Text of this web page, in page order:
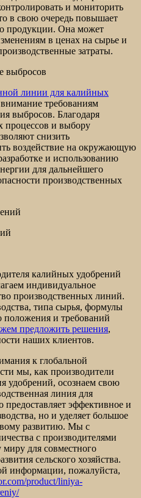
и мониторить
в свою очередь повышает
продукции. Она может
в ценах на сырье и
затраты.
выбросов
линии для калийных
требованиям
выбросов. Благодаря
процессов и выбору
снизить
воздействие на окружающую
и использованию
для дальнейшего
производственных
калийных удобрений
индивидуальное
производственных линий.
типа сырья, формулы
положения и требований
предложить решения,
наших клиентов.
к глобальной
мы, как производители
удобрений, осознаем свою
линия для
эффективное и
но и уделяет большое
развитию. Мы с
с производителями
для совместного
сельского хозяйства.
информации, пожалуйста,
product/liniya-